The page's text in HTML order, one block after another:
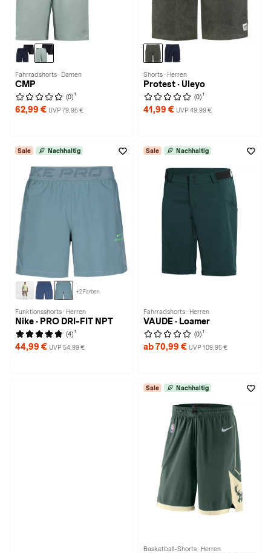
Fahrradshorts · Damen
CMP
(0) 1
62,99 € UVP 79,95 €
Shorts · Herren
Protest · Uleyo
(0) 1
41,99 € UVP 49,99 €
Sale Nachhaltig
+2 Farben
Funktionsshorts · Herren
Nike · PRO DRI-FIT NPT
(4) 1
44,99 € UVP 54,99 €
Sale Nachhaltig
Fahrradshorts · Herren
VAUDE · Loamer
(0) 1
ab 70,99 € UVP 109,95 €
Sale Nachhaltig
Basketball-Shorts · Herren